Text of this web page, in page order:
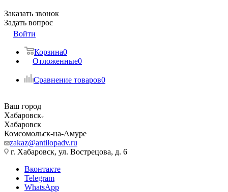
Заказать звонок
Задать вопрос
Войти
Корзина0
Отложенные0
Сравнение товаров0
Ваш город
Хабаровск
Хабаровск
Комсомольск-на-Амуре
zakaz@antilopadv.ru
г. Хабаровск, ул. Вострецова, д. 6
Вконтакте
Telegram
WhatsApp